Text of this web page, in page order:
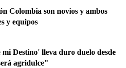
Colombia son novios y ambos
y equipos
Destino' lleva duro duelo desde
agridulce"